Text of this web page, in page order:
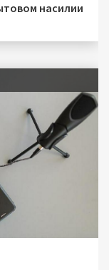
насилии